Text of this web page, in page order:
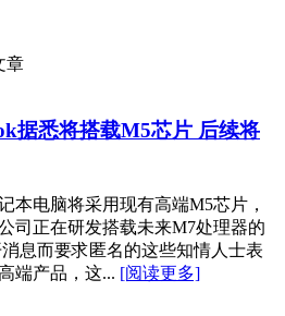
章
据悉将搭载M5芯片 后续将
本电脑将采用现有高端M5芯片，
司正在研发搭载未来M7处理器的
息而要求匿名的这些知情人士表
端产品，这... [阅读更多]